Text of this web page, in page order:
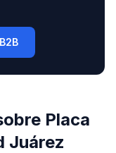
Placa
Juárez